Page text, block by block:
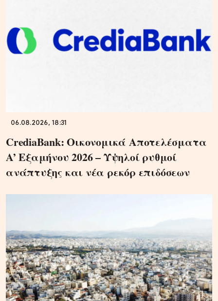
06.08.2026, 18:31
CrediaBank: Οικονομικά Αποτελέσματα
A’ Εξαμήνου 2026 – Υψηλοί ρυθμοί
ανάπτυξης και νέα ρεκόρ επιδόσεων